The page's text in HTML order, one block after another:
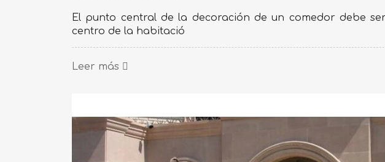
El punto central de la decoración de un comedor debe
centro de la habitació
Leer más